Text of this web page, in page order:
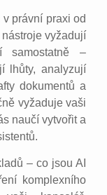
právní praxi od
vyžadují
samostatně –
lhůty, analyzují
dokumentů a
vyžaduje vaši
naučí vytvořit a
– co jsou AI
komplexního